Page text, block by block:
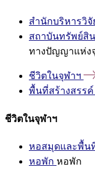
สำนักบริหารวิจั
สถาบันทรัพย์สิ
ทางปัญญาแห่ง
ชีวิตในจุฬาฯ
พื้นที่สร้างสรรค์
ชีวิตในจุฬาฯ
หอสมุดและพื้น
หอพัก หอพัก